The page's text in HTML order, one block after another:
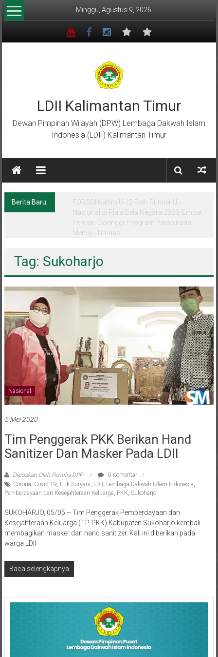
Lompat
ke
Minggu, Agustus 9, 2026
LDII Kalimantan Timur
Dewan Pimpinan Wilayah (DPW) Lembaga Dakwah Islam
Indonesia (LDII) Kalimantan Timur
Berita Baru:
Menempa Generasi Muda Berkarakter Luhur
di Bumi Perkemahan Makroman Indah
melalui CAI ke-47
Nasional
Sanitizer Dan Masker Pada LDII
Corona,Covid-19,Etik Suryani, LDII, Lembaga Dakwah Islam Indonesia
Pemberdayaan dan Kesejahteraan Keluarga,PKK, Sukoharjo
Kesejahteraan Keluarga (TP-PKK) Kabupaten Sukoharjo kembali
membagikan masker dan hand sanitizer. Kali ini diberikan pada
warga LDII